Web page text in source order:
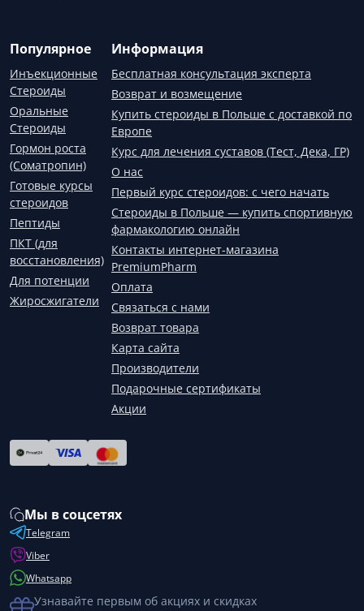
Популярное
Инъекционные
Стероиды
Оральные
Стероиды
Гормон роста
(Соматропин)
Готовые курсы
стероидов
Пептиды
ПКТ (для
восстановления)
Для потенции
Жиросжигатели
Информация
Бесплатная консультация эксперта
Возврат и возмещение
Купить стероиды в Польше с доставкой по
Европе
Курс для лечения суставов (Тест, Дека, ГР)
О нас
Первый курс стероидов: с чего начать
Стероиды в Польше — купить спортивную
фармакологию онлайн
Контакты интернет-магазина
PremiumPharm
Оплата
Связаться с нами
Возврат товара
Карта сайта
Производители
Подарочные сертификаты
Акции
Мы в соцсетях
Telegram
Viber
Whatsapp
Узнавайте первым об акциях и скидках